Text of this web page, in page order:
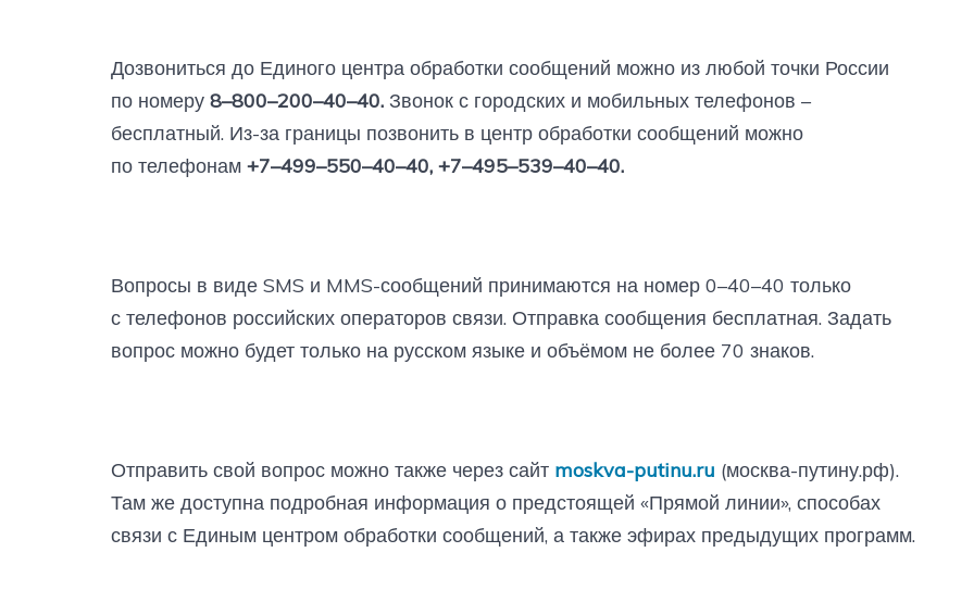
Дозвониться до Единого центра обработки сообщений можно из любой точки России
по номеру 8–800–200–40–40. Звонок с городских и мобильных телефонов –
бесплатный. Из-за границы позвонить в центр обработки сообщений можно
по телефонам +7–499–550–40–40, +7–495–539–40–40.
Вопросы в виде SMS и MMS-сообщений принимаются на номер 0–40–40 только
с телефонов российских операторов связи. Отправка сообщения бесплатная. Задать
вопрос можно будет только на русском языке и объёмом не более 70 знаков.
Отправить свой вопрос можно также через сайт moskva-putinu.ru (москва-путину.рф).
Там же доступна подробная информация о предстоящей «Прямой линии», способах
связи с Единым центром обработки сообщений, а также эфирах предыдущих программ.